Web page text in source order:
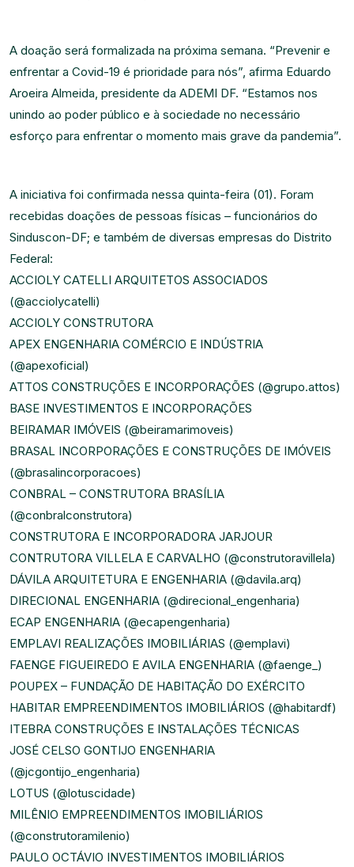
A doação será formalizada na próxima semana. “Prevenir e
enfrentar a Covid-19 é prioridade para nós”, afirma Eduardo
Aroeira Almeida, presidente da ADEMI DF. “Estamos nos
unindo ao poder público e à sociedade no necessário
esforço para enfrentar o momento mais grave da pandemia”.
A iniciativa foi confirmada nessa quinta-feira (01). Foram
recebidas doações de pessoas físicas – funcionários do
Sinduscon-DF; e também de diversas empresas do Distrito
Federal: ⠀
ACCIOLY CATELLI ARQUITETOS ASSOCIADOS
(@acciolycatelli)
ACCIOLY CONSTRUTORA
APEX ENGENHARIA COMÉRCIO E INDÚSTRIA
(@apexoficial)
ATTOS CONSTRUÇÕES E INCORPORAÇÕES (@grupo.attos)
BASE INVESTIMENTOS E INCORPORAÇÕES
BEIRAMAR IMÓVEIS (@beiramarimoveis)
BRASAL INCORPORAÇÕES E CONSTRUÇÕES DE IMÓVEIS
(@brasalincorporacoes)
CONBRAL – CONSTRUTORA BRASÍLIA
(@conbralconstrutora)
CONSTRUTORA E INCORPORADORA JARJOUR
CONTRUTORA VILLELA E CARVALHO (@construtoravillela)
DÁVILA ARQUITETURA E ENGENHARIA (@davila.arq)
DIRECIONAL ENGENHARIA (@direcional_engenharia)
ECAP ENGENHARIA (@ecapengenharia)
EMPLAVI REALIZAÇÕES IMOBILIÁRIAS (@emplavi)
FAENGE FIGUEIREDO E AVILA ENGENHARIA (@faenge_ )
POUPEX – FUNDAÇÃO DE HABITAÇÃO DO EXÉRCITO
HABITAR EMPREENDIMENTOS IMOBILIÁRIOS (@habitardf)
ITEBRA CONSTRUÇÕES E INSTALAÇÕES TÉCNICAS
JOSÉ CELSO GONTIJO ENGENHARIA
(@jcgontijo_engenharia)
LOTUS (@lotuscidade)
MILÊNIO EMPREENDIMENTOS IMOBILIÁRIOS
(@construtoramilenio)
PAULO OCTÁVIO INVESTIMENTOS IMOBILIÁRIOS